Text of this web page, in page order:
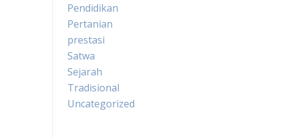
Pendidikan
Pertanian
prestasi
Satwa
Sejarah
Tradisional
Uncategorized